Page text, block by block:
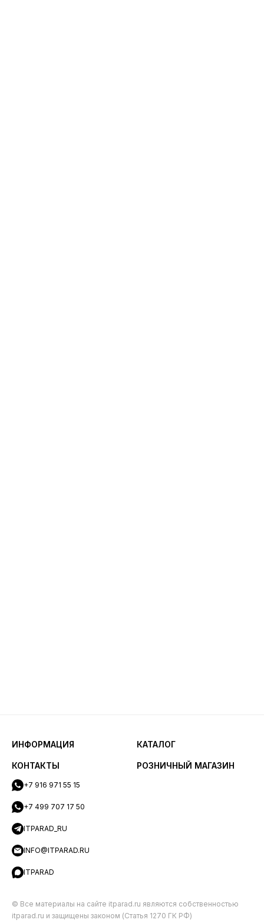
ИНФОРМАЦИЯ КАТАЛОГ
КОНТАКТЫ
+7 916 971 55 15
+7 499 707 17 50
ITPARAD_RU
INFO@ITPARAD.RU
ITPARAD
РОЗНИЧНЫЙ МАГАЗИН
© Все материалы на сайте itparad.ru являются собственностью
itparad.ru и защищены законом (Статья 1270 ГК РФ)